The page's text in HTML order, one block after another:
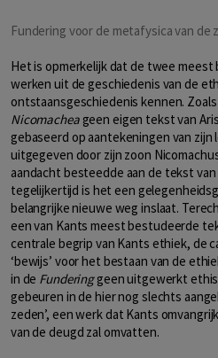
Fundering voor de metafysica van de
Het is opmerkelijk dat de twee
werken uit de geschiedenis van de
ontstaansgeschiedenis kennen.
Nicomacheageen eigen tekst van
gebaseerd op aantekeningen van zijn
uitgegeven door zijn zoon
aandacht besteedde aan de tekst van
tegelijkertijd is het een
belangrijke nieuwe weg inslaat.
een van Kants meest bestudeerde
centrale begrip van Kants ethiek, de
‘bewijs’ voor het bestaan van de
in de Funderinggeen uitgewerkt
gebeuren in de hier nog slechts
zeden’, een werk dat Kants
van de deugd zal omvatten.